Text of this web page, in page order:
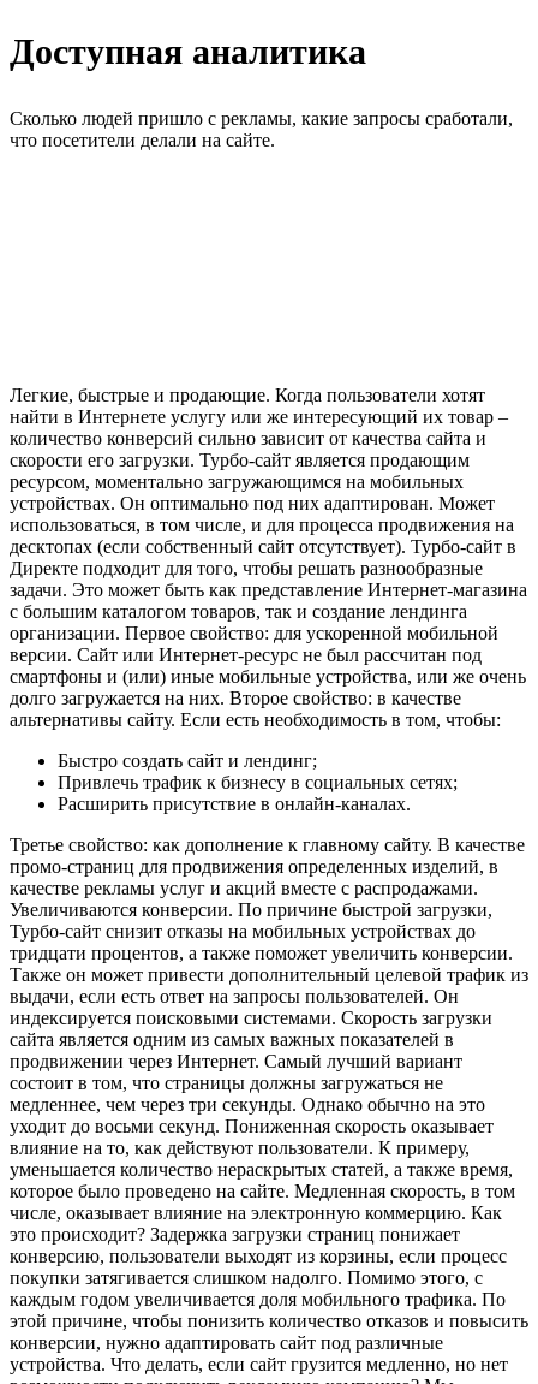
Доступная аналитика
Сколько людей пришло с рекламы, какие запросы сработали,
что посетители делали на сайте.
Легкие, быстрые и продающие. Когда пользователи хотят
найти в Интернете услугу или же интересующий их товар –
количество конверсий сильно зависит от качества сайта и
скорости его загрузки. Турбо-сайт является продающим
ресурсом, моментально загружающимся на мобильных
устройствах. Он оптимально под них адаптирован. Может
использоваться, в том числе, и для процесса продвижения на
десктопах (если собственный сайт отсутствует). Турбо-сайт в
Директе подходит для того, чтобы решать разнообразные
задачи. Это может быть как представление Интернет-магазина
с большим каталогом товаров, так и создание лендинга
организации. Первое свойство: для ускоренной мобильной
версии. Сайт или Интернет-ресурс не был рассчитан под
смартфоны и (или) иные мобильные устройства, или же очень
долго загружается на них. Второе свойство: в качестве
альтернативы сайту. Если есть необходимость в том, чтобы:
Быстро создать сайт и лендинг;
Привлечь трафик к бизнесу в социальных сетях;
Расширить присутствие в онлайн-каналах.
Третье свойство: как дополнение к главному сайту. В качестве
промо-страниц для продвижения определенных изделий, в
качестве рекламы услуг и акций вместе с распродажами.
Увеличиваются конверсии. По причине быстрой загрузки,
Турбо-сайт снизит отказы на мобильных устройствах до
тридцати процентов, а также поможет увеличить конверсии.
Также он может привести дополнительный целевой трафик из
выдачи, если есть ответ на запросы пользователей. Он
индексируется поисковыми системами. Скорость загрузки
сайта является одним из самых важных показателей в
продвижении через Интернет. Самый лучший вариант
состоит в том, что страницы должны загружаться не
медленнее, чем через три секунды. Однако обычно на это
уходит до восьми секунд. Пониженная скорость оказывает
влияние на то, как действуют пользователи. К примеру,
уменьшается количество нераскрытых статей, а также время,
которое было проведено на сайте. Медленная скорость, в том
числе, оказывает влияние на электронную коммерцию. Как
это происходит? Задержка загрузки страниц понижает
конверсию, пользователи выходят из корзины, если процесс
покупки затягивается слишком надолго. Помимо этого, с
каждым годом увеличивается доля мобильного трафика. По
этой причине, чтобы понизить количество отказов и повысить
конверсии, нужно адаптировать сайт под различные
устройства. Что делать, если сайт грузится медленно, но нет